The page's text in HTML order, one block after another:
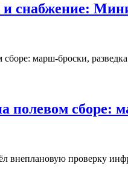
и снабжение:
сборе: